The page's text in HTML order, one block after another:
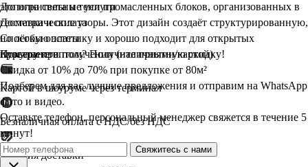
это игра света и тени промасленных блоков, организованных в
геометрические узоры. Этот дизайн создаёт структурированную,
но лёгкую эстетику и хорошо подходит для открытых
пространств.
Дополнительные услуги
Доставка и оплата
Способы оплаты
Курьеру при получении (наличными/картой)
Картой в шоуруме через терминал
Безналичная оплата с НДС/без НДС
Условия доставки
Покупаете оптом? Получитеприятнуюскидку!
Скидка от 10% до 70% при покупке от 80м²
Подберем для вас лучшие предложения и отправим на WhatsApp
фото и видео.
Оставьте телефон, персональный менеджер свяжется в течение 5
минут!
Свяжитесь с нами